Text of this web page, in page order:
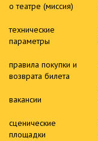
о театре (миссия)
технические
параметры
правила покупки и
возврата билета
вакансии
сценические
площадки